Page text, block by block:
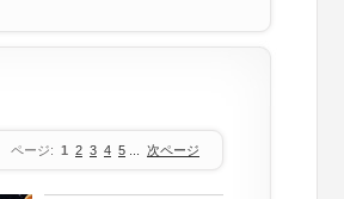
ページ: 1 2 3 4 5 次ページ